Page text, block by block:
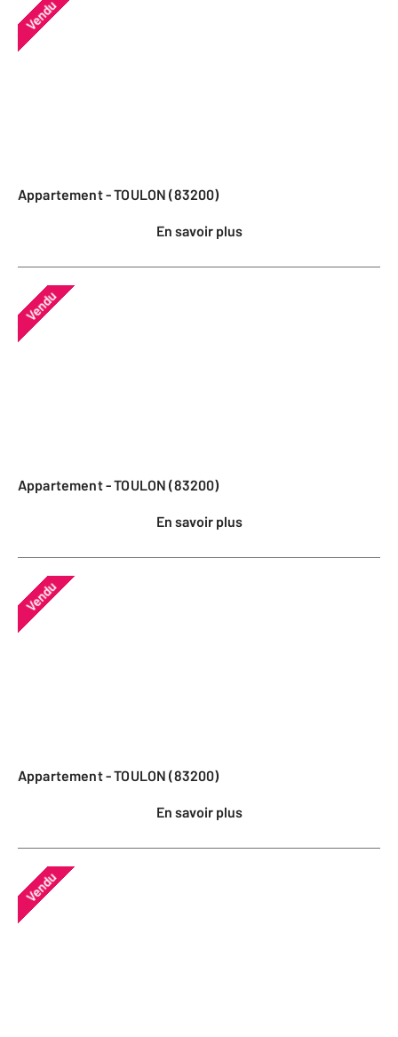
Vendu
Appartement - TOULON (83200)
En savoir plus
Vendu
Appartement - TOULON (83200)
En savoir plus
Vendu
Appartement - TOULON (83200)
En savoir plus
Vendu